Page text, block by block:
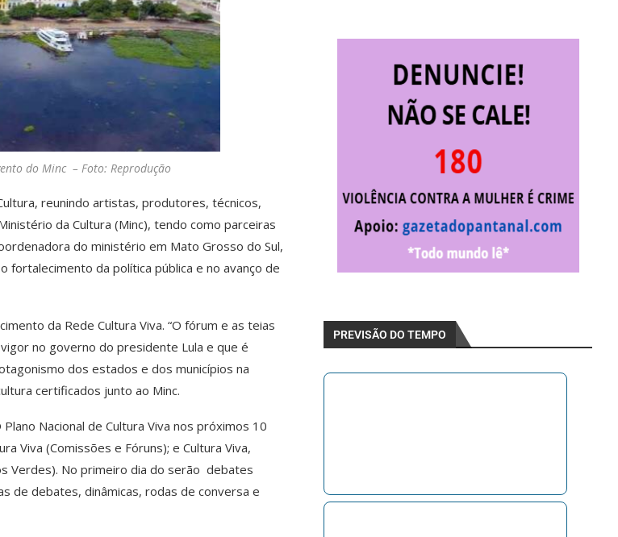
do Minc – Foto: Reprodução
reunindo artistas, produtores, técnicos,
da Cultura (Minc), tendo como parceiras
do ministério em Mato Grosso do Sul,
fortalecimento da política pública e no avanço de
da Rede Cultura Viva. “O fórum e as teias
no governo do presidente Lula e que é
dos estados e dos municípios na
certificados junto ao Minc.
Nacional de Cultura Viva nos próximos 10
Viva (Comissões e Fóruns); e Cultura Viva,
Verdes). No primeiro dia do serão debates
de debates, dinâmicas, rodas de conversa e
PREVISÃO DO TEMPO